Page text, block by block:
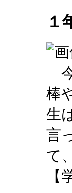
１
棒
生
言
て
【